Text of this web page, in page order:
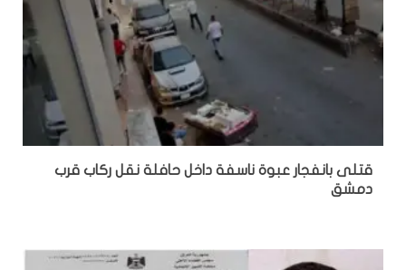
قتلى بانفجار عبوة ناسفة داخل حافلة نقل ركاب قرب
دمشق